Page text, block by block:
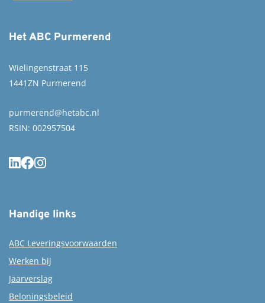
Het ABC Purmerend
Wielingenstraat 115
1441ZN Purmerend
purmerend@hetabc.nl
RSIN: 002957504
Handige links
ABC Leveringsvoorwaarden
Werken bij
Jaarverslag
Beloningsbeleid